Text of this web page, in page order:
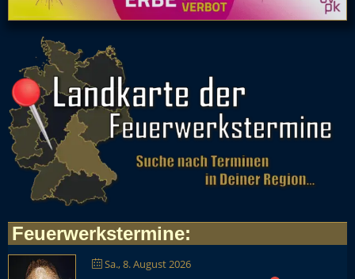
Feuerwerkstermine:
Sa., 8. August 2026